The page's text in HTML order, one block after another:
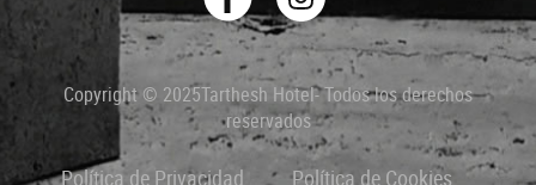
Copyright © 2025Tarthesh Hotel- Todos los derechos
reservados
Política de Privacidad Política de Cookies